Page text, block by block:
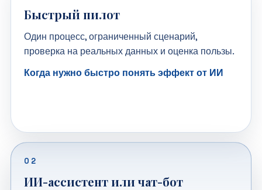
Быстрый пилот
Один процесс, ограниченный сценарий,
проверка на реальных данных и оценка пользы.
Когда нужно быстро понять эффект от ИИ
02
ИИ-ассистент или чат-бот